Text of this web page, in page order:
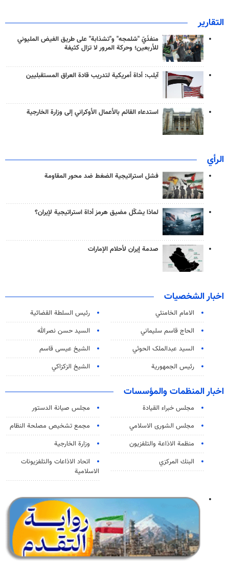
التقارير
منفذَيّ "شلمجه" و"تشذابة" على طريق الفيض المليوني
للأربعين؛ وحركة المرور لا تزال كثيفة
آيلب: أداة أمريكية لتدريب قادة العراق المستقبليين
استدعاء القائم بالأعمال الأوكراني إلى وزارة الخارجية
الرأي
فشل استراتيجية الضغط ضد محور المقاومة
لماذا يشكّل مضيق هرمز أداة استراتيجية لإيران؟
صدمة إيران لأحلام الإمارات
اخبار الشخصيات
الامام الخامنئي
رئیس السلطة القضائیة
الحاج قاسم سليماني
السيد حسن نصرالله
السید عبدالملک الحوثي
الشيخ عيسى قاسم
رئيس الجمهورية
الشيخ الزكزاكي
اخبار المنظمات والمؤسسات
مجلس خبراء القيادة
مجلس صيانة الدستور
مجلس الشورى الاسلامي
مجمع تشخيص مصلحة النظام
منظمة الاذاعة والتلفزیون
وزارة الخارجية
البنك المركزي
اتحاد الاذاعات والتلفزيونات
الاسلامية